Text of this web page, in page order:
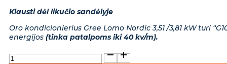
Klausti dėl likučio sandėlyje
Oro kondicionierius Gree Lomo Nordic 3,51 /3,81 kW turi
energijos (tinka patalpoms iki 40 kv/m).
produkto
kiekis: